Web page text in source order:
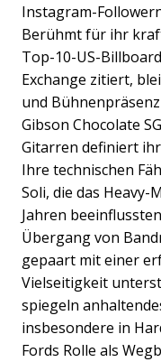
Instagram-
Berühmt für ihr
Top-10-US-
Exchange zitiert,
und
Gibson Chocolate
Gitarren definiert
Ihre technischen
Soli, die das
Jahren
Übergang von
gepaart mit einer
Vielseitigkeit
spiegeln
insbesondere in
Fords Rolle als